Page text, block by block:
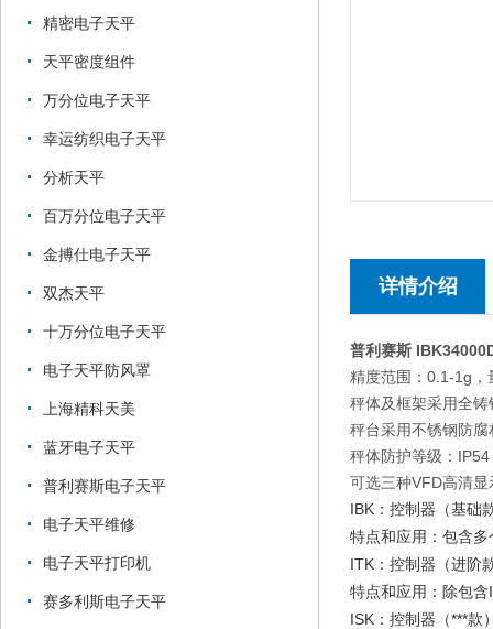
精密电子天平
天平密度组件
万分位电子天平
幸运纺织电子天平
分析天平
百万分位电子天平
金搏仕电子天平
双杰天平
十万分位电子天平
电子天平防风罩
上海精科天美
蓝牙电子天平
普利赛斯电子天平
电子天平维修
电子天平打印机
赛多利斯电子天平
详情介绍
普利赛斯
精度范围：0.1-1g
秤体及框架采用全
秤台采用不锈钢防
秤体防护等级：
可选三种VFD高清显
IBK：控制器（基础
特点和应用：包含
ITK：控制器（进阶
特点和应用：除包
ISK：控制器（***款